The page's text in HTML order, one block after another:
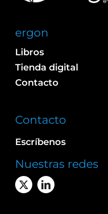
ergon
Libros
Tienda digital
Contacto
Contacto
Escríbenos
Nuestras redes